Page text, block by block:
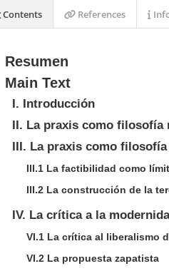
Resumen
Main Text
I. Introducción
II. La praxis como filosofía
III. La praxis como
III.1 La factibilidad como
III.2 La construcción de la
IV. La crítica a la
VI.1 La crítica al liberalismo
VI.2 La propuesta zapatista
Contents References